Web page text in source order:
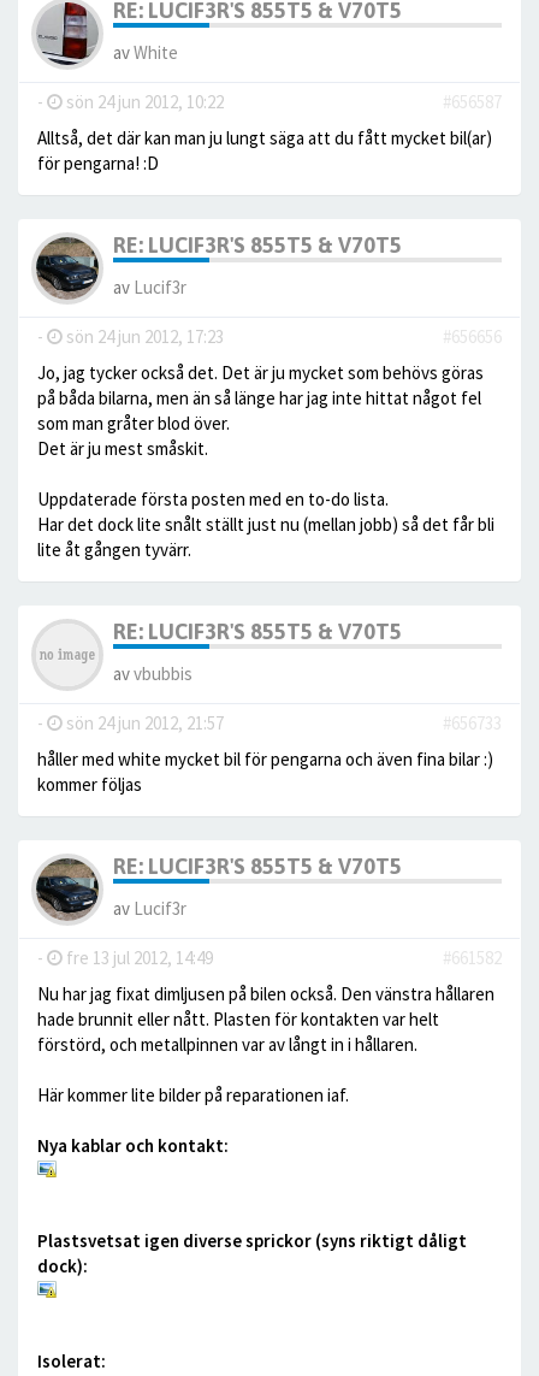
RE: LUCIF3R'S 855T5 & V70T5
avWhite
- sön 24 jun 2012, 10:22
#656587
Alltså, det där kan man ju lungt säga att du fått mycket bil(ar)
för pengarna! :D
RE: LUCIF3R'S 855T5 & V70T5
av Lucif3r
- sön 24 jun 2012, 17:23
#656656
Jo, jag tycker också det. Det är ju mycket som behövs göras
på båda bilarna, men än så länge har jag inte hittat något fel
som man gråter blod över.
Det är ju mest småskit.
Uppdaterade första posten med en to-do lista.
Har det dock lite snålt ställt just nu (mellan jobb) så det får bli
lite åt gången tyvärr.
RE: LUCIF3R'S 855T5 & V70T5
avvbubbis
- sön 24 jun 2012, 21:57
#656733
håller med white mycket bil för pengarna och även fina bilar :)
kommer följas
RE: LUCIF3R'S 855T5 & V70T5
av Lucif3r
- fre 13 jul 2012, 14:49
#661582
Nu har jag fixat dimljusen på bilen också. Den vänstra hållaren
hade brunnit eller nått. Plasten för kontakten var helt
förstörd, och metallpinnen var av långt in i hållaren.
Här kommer lite bilder på reparationen iaf.
Nya kablar och kontakt:
Plastsvetsat igen diverse sprickor (syns riktigt dåligt
dock):
Isolerat: